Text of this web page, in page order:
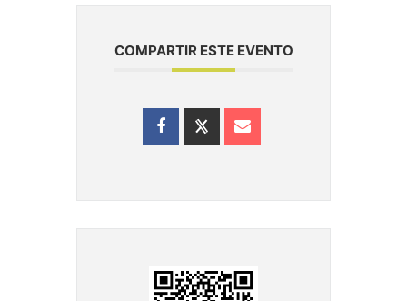
COMPARTIR ESTE EVENTO